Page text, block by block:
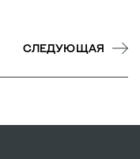
СЛЕДУЮЩАЯ